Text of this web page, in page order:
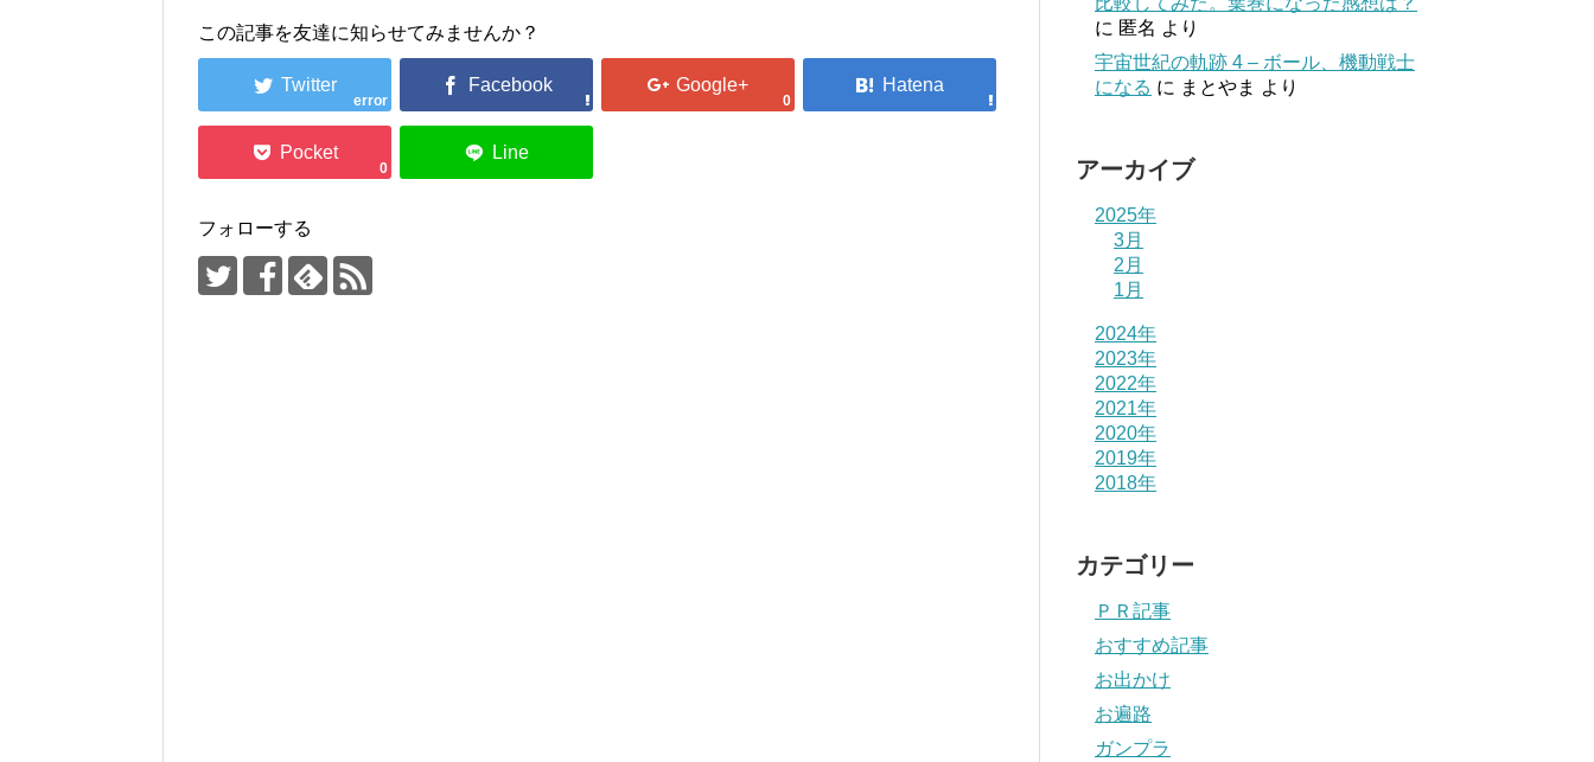
この記事を友達に知らせてみませんか？
error 0
0
フォローする
に 匿名 より
宇宙世紀の軌跡 4 – ボール、機動戦士
になる に まとやま より
アーカイブ
2025年
3月
2月
1月
2024年
2023年
2022年
2021年
2020年
2019年
2018年
カテゴリー
ＰＲ記事
おすすめ記事
お出かけ
お遍路
ガンプラ